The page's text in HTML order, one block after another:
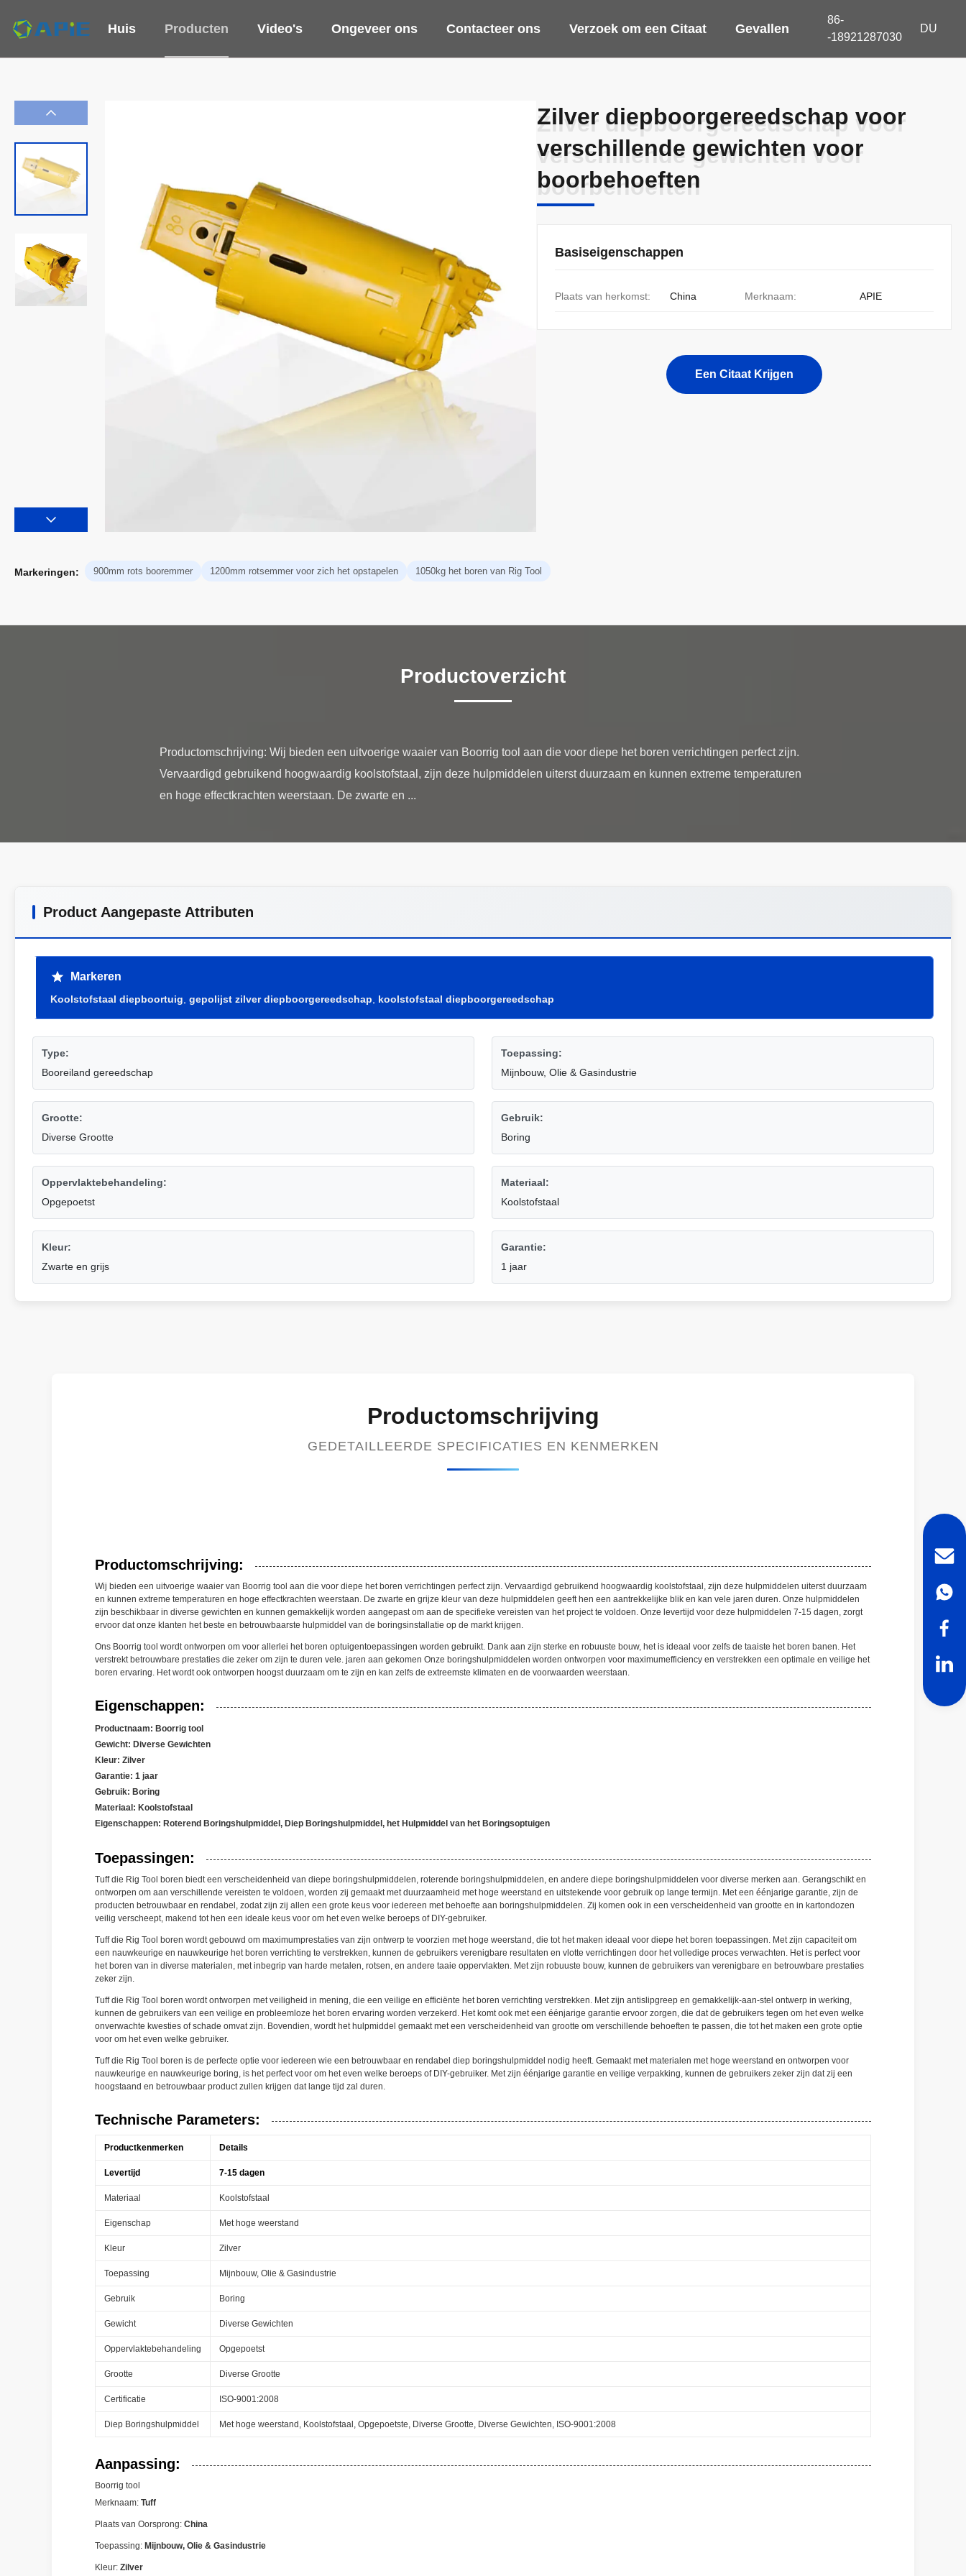
Huis Producten Video's Ongeveer ons Contacteer ons Verzoek om een Citaat Gevallen
86-
-18921287030
DU
Zilver diepboorgereedschap voor
verschillende gewichten voor
boorbehoeften
Zilver diepboorgereedschap voor
verschillende gewichten voor
boorbehoeften
Basiseigenschappen
Plaats van herkomst: China Merknaam: APIE
Een Citaat Krijgen
Markeringen: 900mm rots booremmer 1200mm rotsemmer voor zich het opstapelen 1050kg het boren van Rig Tool
Productoverzicht
Productomschrijving: Wij bieden een uitvoerige waaier van Boorrig tool aan die voor diepe het boren verrichtingen perfect zijn.
Vervaardigd gebruikend hoogwaardig koolstofstaal, zijn deze hulpmiddelen uiterst duurzaam en kunnen extreme temperaturen
Product Aangepaste Attributen
Markeren
Koolstofstaal diepboortuig gepolijst zilver diepboorgereedschap koolstofstaal diepboorgereedschap
Type:
Booreiland gereedschap
Toepassing:
Mijnbouw, Olie & Gasindustrie
Grootte:
Diverse Grootte
Gebruik:
Boring
Oppervlaktebehandeling:
Opgepoetst
Materiaal:
Koolstofstaal
Kleur:
Zwarte en grijs
Garantie:
1 jaar
Productomschrijving
GEDETAILLEERDE SPECIFICATIES EN KENMERKEN
Productomschrijving:
Wij bieden een uitvoerige waaier van Boorrig tool aan die voor diepe het boren verrichtingen perfect zijn. Vervaardigd gebruikend hoogwaardig koolstofstaal, zijn deze hulpmiddelen uiterst duurzaam
en kunnen extreme temperaturen en hoge effectkrachten weerstaan. De zwarte en grijze kleur van deze hulpmiddelen geeft hen een aantrekkelijke blik en kan vele jaren duren. Onze hulpmiddelen
zijn beschikbaar in diverse gewichten en kunnen gemakkelijk worden aangepast om aan de specifieke vereisten van het project te voldoen. Onze levertijd voor deze hulpmiddelen 7-15 dagen, zorgt
ervoor dat onze klanten het beste en betrouwbaarste hulpmiddel van de boringsinstallatie op de markt krijgen.
Ons Boorrig tool wordt ontworpen om voor allerlei het boren optuigentoepassingen worden gebruikt. Dank aan zijn sterke en robuuste bouw, het is ideaal voor zelfs de taaiste het boren banen. Het
verstrekt betrouwbare prestaties die zeker om zijn te duren vele. jaren aan gekomen Onze boringshulpmiddelen worden ontworpen voor maximumefficiency en verstrekken een optimale en veilige het
boren ervaring. Het wordt ook ontworpen hoogst duurzaam om te zijn en kan zelfs de extreemste klimaten en de voorwaarden weerstaan.
Eigenschappen:
Productnaam: Boorrig tool
Gewicht: Diverse Gewichten
Kleur: Zilver
Garantie: 1 jaar
Gebruik: Boring
Materiaal: Koolstofstaal
Eigenschappen: Roterend Boringshulpmiddel, Diep Boringshulpmiddel, het Hulpmiddel van het Boringsoptuigen
Toepassingen:
Tuff die Rig Tool boren biedt een verscheidenheid van diepe boringshulpmiddelen, roterende boringshulpmiddelen, en andere diepe boringshulpmiddelen voor diverse merken aan. Gerangschikt en
ontworpen om aan verschillende vereisten te voldoen, worden zij gemaakt met duurzaamheid met hoge weerstand en uitstekende voor gebruik op lange termijn. Met een éénjarige garantie, zijn de
producten betrouwbaar en rendabel, zodat zijn zij allen een grote keus voor iedereen met behoefte aan boringshulpmiddelen. Zij komen ook in een verscheidenheid van grootte en in kartondozen
veilig verscheept, makend tot hen een ideale keus voor om het even welke beroeps of DIY-gebruiker.
Tuff die Rig Tool boren wordt gebouwd om maximumprestaties van zijn ontwerp te voorzien met hoge weerstand, die tot het maken ideaal voor diepe het boren toepassingen. Met zijn capaciteit om
een nauwkeurige en nauwkeurige het boren verrichting te verstrekken, kunnen de gebruikers verenigbare resultaten en vlotte verrichtingen door het volledige proces verwachten. Het is perfect voor
het boren van in diverse materialen, met inbegrip van harde metalen, rotsen, en andere taaie oppervlakten. Met zijn robuuste bouw, kunnen de gebruikers van verenigbare en betrouwbare prestaties
zeker zijn.
Tuff die Rig Tool boren wordt ontworpen met veiligheid in mening, die een veilige en efficiënte het boren verrichting verstrekken. Met zijn antislipgreep en gemakkelijk-aan-stel ontwerp in werking,
kunnen de gebruikers van een veilige en probleemloze het boren ervaring worden verzekerd. Het komt ook met een éénjarige garantie ervoor zorgen, die dat de gebruikers tegen om het even welke
onverwachte kwesties of schade omvat zijn. Bovendien, wordt het hulpmiddel gemaakt met een verscheidenheid van grootte om verschillende behoeften te passen, die tot het maken een grote optie
voor om het even welke gebruiker.
Tuff die Rig Tool boren is de perfecte optie voor iedereen wie een betrouwbaar en rendabel diep boringshulpmiddel nodig heeft. Gemaakt met materialen met hoge weerstand en ontworpen voor
nauwkeurige en nauwkeurige boring, is het perfect voor om het even welke beroeps of DIY-gebruiker. Met zijn éénjarige garantie en veilige verpakking, kunnen de gebruikers zeker zijn dat zij een
hoogstaand en betrouwbaar product zullen krijgen dat lange tijd zal duren.
Technische Parameters:
Productkenmerken Details
Levertijd 7-15 dagen
Materiaal Koolstofstaal
Eigenschap Met hoge weerstand
Kleur Zilver
Toepassing Mijnbouw, Olie & Gasindustrie
Gebruik Boring
Gewicht Diverse Gewichten
Oppervlaktebehandeling Opgepoetst
Grootte Diverse Grootte
Certificatie ISO-9001:2008
Diep Boringshulpmiddel Met hoge weerstand, Koolstofstaal, Opgepoetste, Diverse Grootte, Diverse Gewichten, ISO-9001:2008
Aanpassing:
Boorrig tool
Merknaam: Tuff
Plaats van Oorsprong: China
Toepassing: Mijnbouw, Olie & Gasindustrie
Kleur: Zilver